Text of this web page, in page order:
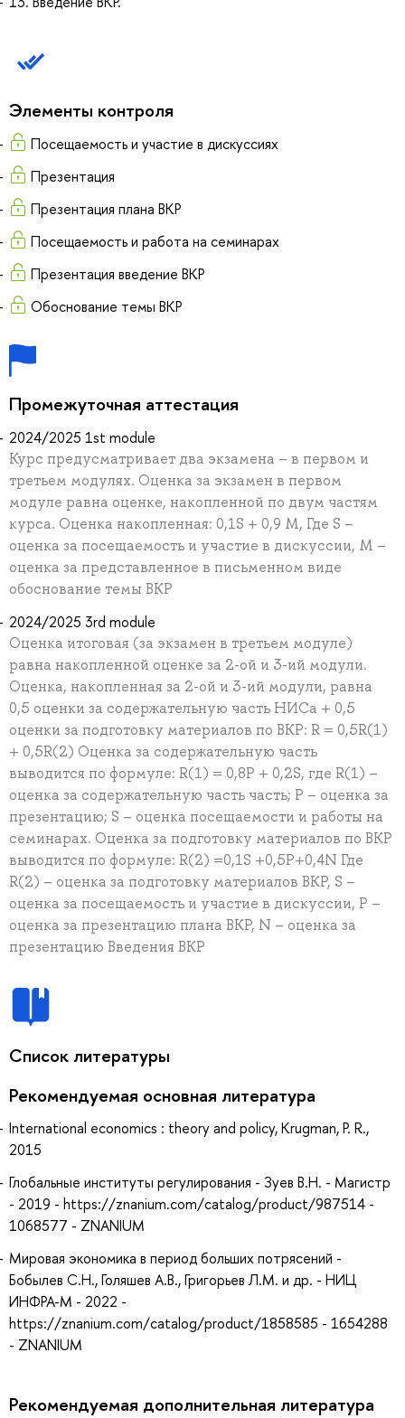
Элементы контроля
Посещаемость и участие в дискуссиях
Презентация
Презентация плана ВКР
Посещаемость и работа на семинарах
Презентация введение ВКР
Обоснование темы ВКР
Промежуточная аттестация
2024/2025 1st module
Курс предусматривает два экзамена – в первом и
третьем модулях. Оценка за экзамен в первом
модуле равна оценке, накопленной по двум частям
курса. Оценка накопленная: 0,1S + 0,9 M, Где S –
оценка за посещаемость и участие в дискуссии, М –
оценка за представленное в письменном виде
обоснование темы ВКР
2024/2025 3rd module
Оценка итоговая (за экзамен в третьем модуле)
равна накопленной оценке за 2-ой и 3-ий модули.
Оценка, накопленная за 2-ой и 3-ий модули, равна
0,5 оценки за содержательную часть НИСа + 0,5
оценки за подготовку материалов по ВКР: R = 0,5R(1)
+ 0,5R(2) Оценка за содержательную часть
выводится по формуле: R(1) = 0,8Р + 0,2S, где R(1) –
оценка за содержательную часть часть; Р – оценка за
презентацию; S – оценка посещаемости и работы на
семинарах. Оценка за подготовку материалов по ВКР
выводится по формуле: R(2) =0,1S +0,5P+0,4N Где
R(2) – оценка за подготовку материалов ВКР, S –
оценка за посещаемость и участие в дискуссии, Р –
оценка за презентацию плана ВКР, N – оценка за
презентацию Введения ВКР
Список литературы
Рекомендуемая основная литература
International economics : theory and policy, Krugman, P. R.,
2015
Глобальные институты регулирования - Зуев В.Н. - Магистр
- 2019 - https://znanium.com/catalog/product/987514 -
1068577 - ZNANIUM
Мировая экономика в период больших потрясений -
Бобылев С.Н., Голяшев А.В., Григорьев Л.М. и др. - НИЦ
ИНФРА-М - 2022 -
https://znanium.com/catalog/product/1858585 - 1654288
- ZNANIUM
Рекомендуемая дополнительная литература